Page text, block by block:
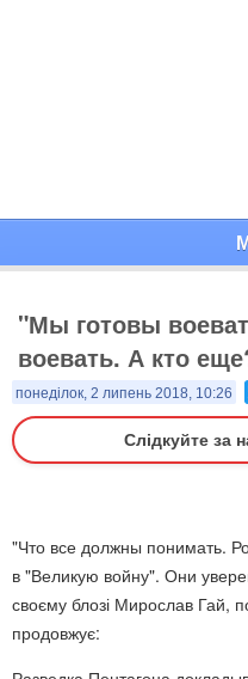
"Мы готовы
воевать. А кто
понеділок, 2 липень 2018, 10:26
Слідкуйте за
"Что все должны понимать.
в "Великую войну". Они
своєму блозі Мирослав Гай,
продовжує: